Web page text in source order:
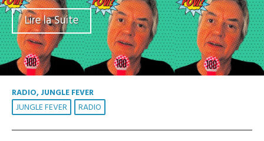
Lire la Suite
RADIO, JUNGLE FEVER
JUNGLE FEVER RADIO